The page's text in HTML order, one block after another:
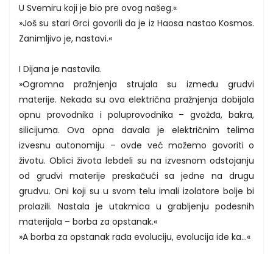
U Svemiru koji je bio pre ovog našeg.«
»Još su stari Grci govorili da je iz Haosa nastao Kosmos.
Zanimljivo je, nastavi.«
I Dijana je nastavila.
»Ogromna pražnjenja strujala su između grudvi
materije. Nekada su ova električna pražnjenja dobijala
opnu provodnika i poluprovodnika – gvožđa, bakra,
silicijuma. Ova opna davala je električnim telima
izvesnu autonomiju – ovde već možemo govoriti o
životu. Oblici života lebdeli su na izvesnom odstojanju
od grudvi materije preskačući sa jedne na drugu
grudvu. Oni koji su u svom telu imali izolatore bolje bi
prolazili. Nastala je utakmica u grabljenju podesnih
materijala – borba za opstanak.«
»A borba za opstanak rađa evoluciju, evolucija ide ka...«